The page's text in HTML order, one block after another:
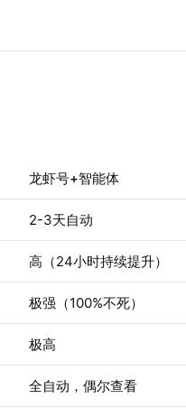
龙虾号+智能体
2-3天自动
高（24小时持续提升）
极强（100%不死）
极高
全自动，偶尔查看